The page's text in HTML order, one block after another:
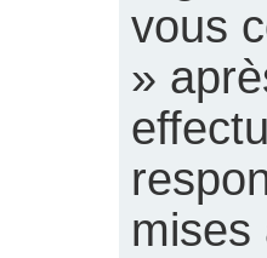
vous
»
mises